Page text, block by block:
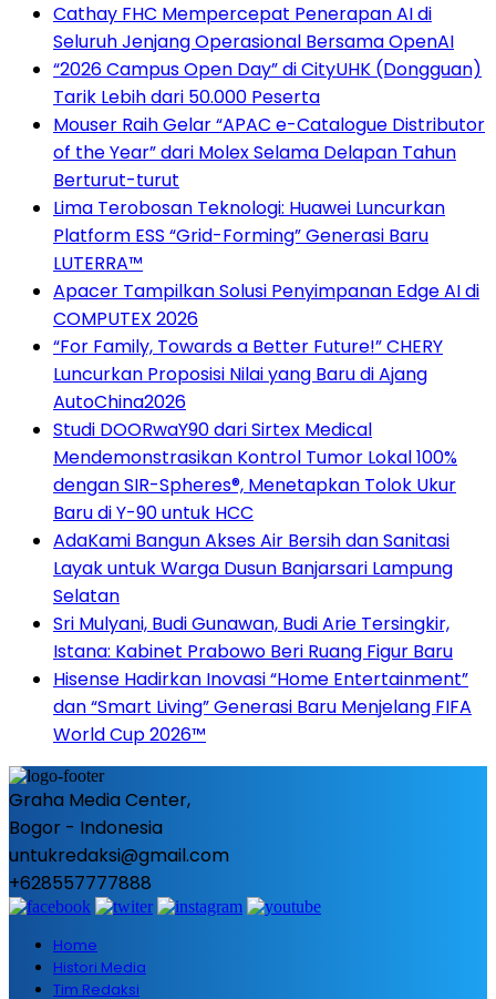
Cathay FHC Mempercepat Penerapan AI di
Seluruh Jenjang Operasional Bersama OpenAI
“2026 Campus Open Day” di CityUHK (Dongguan)
Tarik Lebih dari 50.000 Peserta
Mouser Raih Gelar “APAC e-Catalogue Distributor
of the Year” dari Molex Selama Delapan Tahun
Berturut-turut
Lima Terobosan Teknologi: Huawei Luncurkan
Platform ESS “Grid-Forming” Generasi Baru
LUTERRA™
Apacer Tampilkan Solusi Penyimpanan Edge AI di
COMPUTEX 2026
“For Family, Towards a Better Future!” CHERY
Luncurkan Proposisi Nilai yang Baru di Ajang
AutoChina2026
Studi DOORwaY90 dari Sirtex Medical
Mendemonstrasikan Kontrol Tumor Lokal 100%
dengan SIR-Spheres®, Menetapkan Tolok Ukur
Baru di Y-90 untuk HCC
AdaKami Bangun Akses Air Bersih dan Sanitasi
Layak untuk Warga Dusun Banjarsari Lampung
Selatan
Sri Mulyani, Budi Gunawan, Budi Arie Tersingkir,
Istana: Kabinet Prabowo Beri Ruang Figur Baru
Hisense Hadirkan Inovasi “Home Entertainment”
dan “Smart Living” Generasi Baru Menjelang FIFA
World Cup 2026™
Graha Media Center,
Bogor - Indonesia
untukredaksi@gmail.com
+628557777888
Home
Histori Media
Tim Redaksi